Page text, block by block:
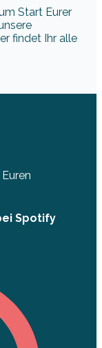
Start Eurer
findet Ihr alle
Spotify